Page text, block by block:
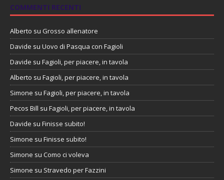
COMMENTI RECENTI
Alberto su Grosso allenatore
Davide su Uovo di Pasqua con Fagioli
Davide su Fagioli, per piacere, in tavola
Alberto su Fagioli, per piacere, in tavola
Simone su Fagioli, per piacere, in tavola
Pecos Bill su Fagioli, per piacere, in tavola
Davide su Finisse subito!
Simone su Finisse subito!
Simone su Como ci voleva
Simone su Stravedo per Fazzini